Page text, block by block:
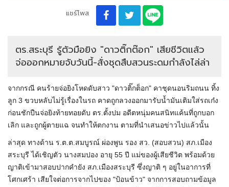
แชร์โพส
ตร.สระบุรี รู้ตัวมือยิง "ดาวติ๊กต๊อก" เสียชีวิตแล้ว
จ่อออกหมายจับวันนี้-สั่งชุดสืบสวนระดมกำลังไล่ล่า
จากกรณี คนร้ายจ่อยิงโหดดับสาว "ดาวติ๊กต็อก" คาชุดนอนริมถนน ทิ้ง
ลูก 3 ขวบหลับไม่รู้เรื่องในรถ คาดถูกลวงออกมารับน้ำมันเติมใส่รถเก๋ง
ก่อนชักปืนจ่อยิงท้ายทอยดับ ตร.ตั้งปม อดีตหนุ่มคนสนิทแค้นที่ถูกบอก
เลิก และถูกผู้ตายแฉ จนทำให้ตกงาน ตามที่นำเสนอข่าวไปแล้วนั้น
ล่าสุด ทางด้าน ร.ต.ต.สมบูรณ์ ผ่องพูน รอง สว. (สอบสวน) สภ.เมือง
สระบุรี ได้เชิญตัว นางสมปอง อายุ 55 ปี แม่ของผู้เสียชีวิต พร้อมด้วย
ญาติเข้ามาสอบปากคำยัง สภ.เมืองสระบุรี ซึ่งญาติ ๆ อยู่ในอาการที่
โศกเศร้า เสียใจต่อการจากไปของ "ป้อนข้าว" จากการสอบถามข้อมูล